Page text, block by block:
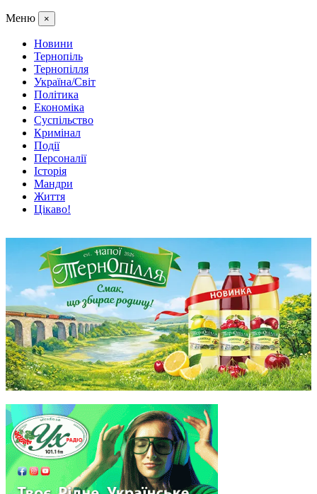
Меню ×
Новини
Тернопіль
Тернопілля
Україна/Світ
Політика
Економіка
Суспільство
Кримінал
Події
Персоналії
Історія
Мандри
Життя
Цікаво!